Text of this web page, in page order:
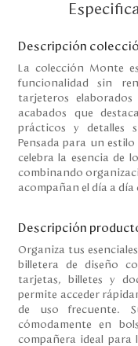
Servicio al
Nuestras
Colombia
Costa Rica
Venezuela
Descripción
La colección Monte
funcionalidad sin
tarjeteros
acabados que
prácticos y detalles
Pensada para un
celebra la esencia de
combinando
acompañan el día a
Descripción
Organiza tus
billetera de diseño
tarjetas, billetes y
permite acceder
de uso frecuente.
cómodamente en
compañera ideal para